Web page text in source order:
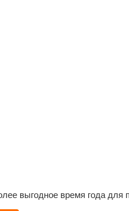
выгодное время года для